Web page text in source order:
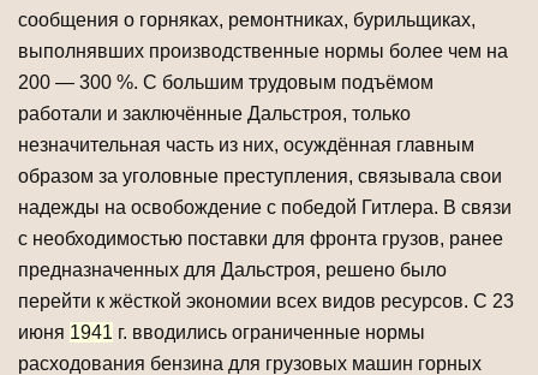
сообщения о горняках, ремонтниках, бурильщиках,
выполнявших производственные нормы более чем на
200 — 300 %. С большим трудовым подъёмом
работали и заключённые Дальстроя, только
незначительная часть из них, осуждённая главным
образом за уголовные преступления, связывала свои
надежды на освобождение с победой Гитлера. В связи
с необходимостью поставки для фронта грузов, ранее
предназначенных для Дальстроя, решено было
перейти к жёсткой экономии всех видов ресурсов. С 23
июня 1941 г. вводились ограниченные нормы
расходования бензина для грузовых машин горных